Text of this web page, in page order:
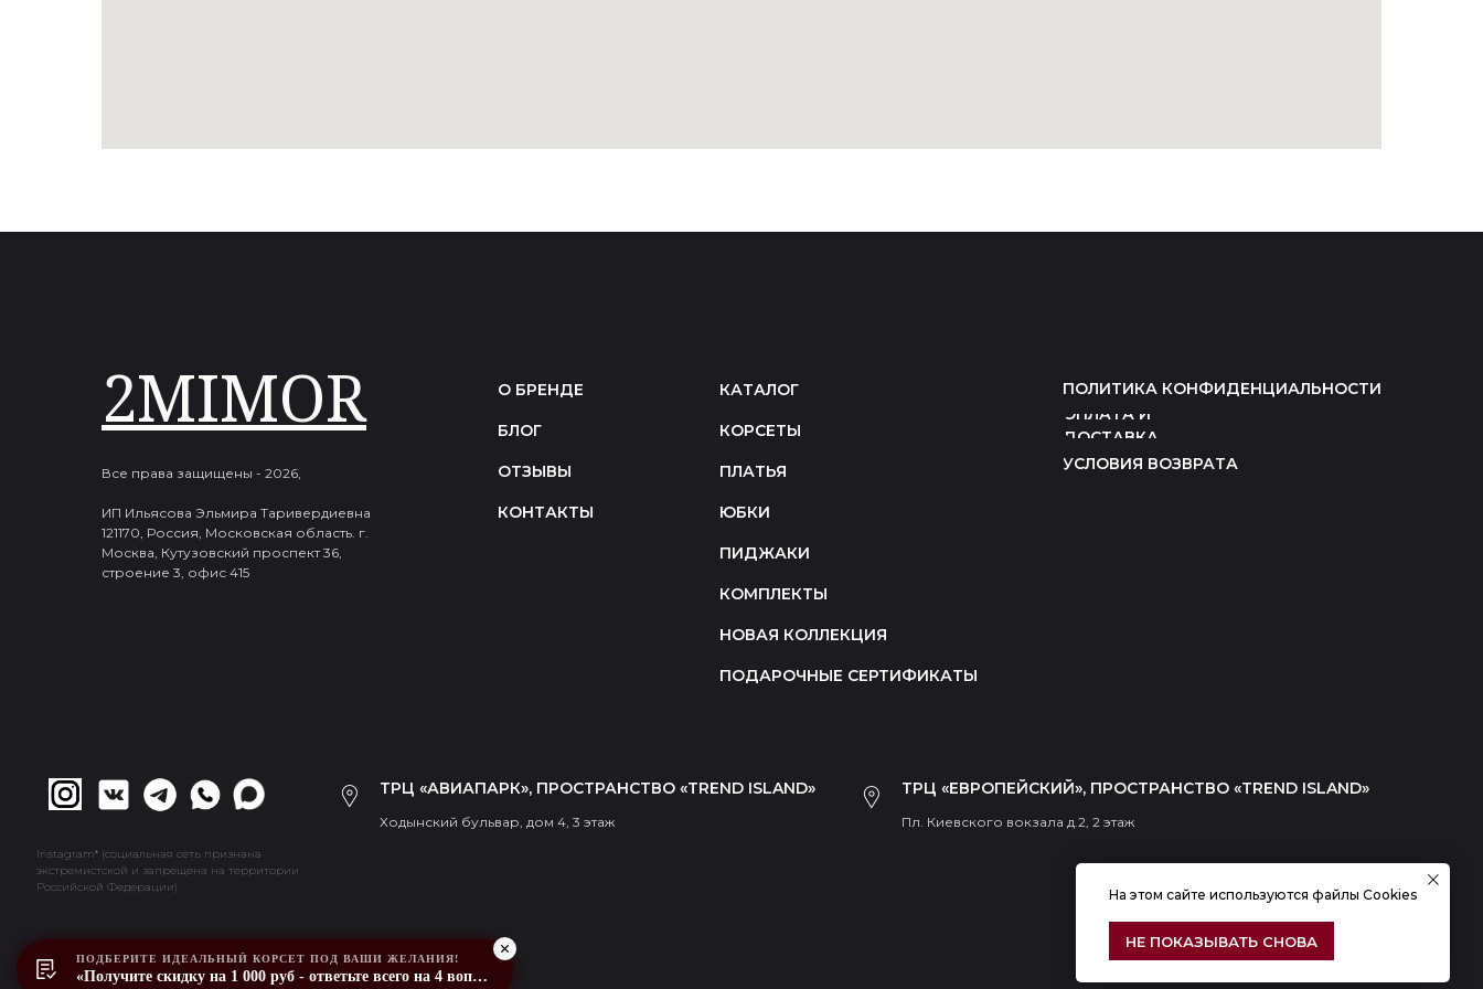
ПОЛИТИКА КОНФИДЕНЦИАЛЬНОСТИ
ОПЛАТА И
ДОСТАВКА
УСЛОВИЯ ВОЗВРАТА
КАТАЛОГ
КОРСЕТЫ
ПЛАТЬЯ
ЮБКИ
ПИДЖАКИ
КОМПЛЕКТЫ
НОВАЯ КОЛЛЕКЦИЯ
ПОДАРОЧНЫЕ СЕРТИФИКАТЫ
О БРЕНДЕ
БЛОГ
ОТЗЫВЫ
КОНТАКТЫ
2MIMOR
Все права защищены - 2026,
ИП Ильясова Эльмира Таривердиевна
121170, Россия, Московская область. г.
Москва, Кутузовский проспект 36,
строение 3, офис 415
ТРЦ «ЕВРОПЕЙСКИЙ», ПРОСТРАНСТВО «TREND ISLAND»
Пл. Киевского вокзала д.2, 2 этаж
Ходынский бульвар, дом 4, 3 этаж
ТРЦ «АВИАПАРК», ПРОСТРАНСТВО «TREND ISLAND»
Instagram* (социальная сеть признана
экстремистской и запрещена на территории
Российской Федерации)
На этом сайте используются файлы Cookies
НЕ ПОКАЗЫВАТЬ СНОВА
ПОДБЕРИТЕ ИДЕАЛЬНЫЙ КОРСЕТ ПОД ВАШИ ЖЕЛАНИЯ!
«Получите скидку на 1 000 руб - ответьте всего на 4 вопроса»